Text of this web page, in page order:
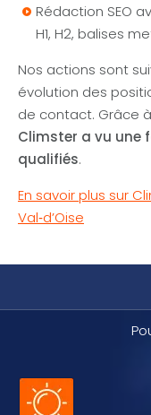
Rédaction SEO
H1, H2, balises
Nos actions sont
évolution des
de contact. Grâce
Climster a vu une
qualifiés.
En savoir plus sur
Val‑d’Oise